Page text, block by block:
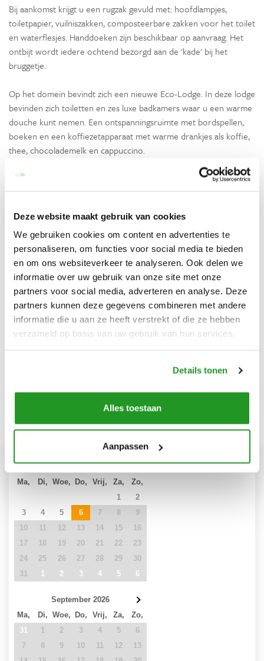
Deze website maakt gebruik van cookies
We gebruiken cookies om content en advertenties te
personaliseren, om functies voor social media te bieden
en om ons websiteverkeer te analyseren. Ook delen we
informatie over uw gebruik van onze site met onze
partners voor social media, adverteren en analyse. Deze
partners kunnen deze gegevens combineren met andere
informatie die u aan ze heeft verstrekt of die ze hebben
verzameld op basis van uw gebruik van hun services.
Details tonen
Alles toestaan
Aanpassen
Bij aankomst krijgt u een rugzak gevuld met: hoofdlampjes,
toiletpapier, vuilniszakken, composteerbare zakken voor het toilet
en waterflesjes. Handdoeken zijn beschikbaar op aanvraag. Het
ontbijt wordt iedere ochtend bezorgd aan de 'kade' bij het
bruggetje.
Op het domein bevindt zich een nieuwe Eco-Lodge. In deze lodge
bevinden zich toiletten en zes luxe badkamers waar u een warme
douche kunt nemen. Een ontspanningsruimte met bordspellen,
boeken en een koffiezetapparaat met warme drankjes als koffie,
thee, chocolademelk en cappuccino.
Vrijstaand
Privé jacuzzi
Privé parkeerplaats
Keuken
Koffiezetapparaat
Prijzen Herstel datums
Augustus 2026
Ma,
Di, Woe, Do, Vrij, Za,
Zo,
1
2
3
4 5 6 7 8
9
10
11 12 13 14 15
16
17
18 19 20 21 22
23
24
25 26 27 28 29
30
31
1 2 3 4 5 6
September 2026
Ma,
Di, Woe, Do, Vrij, Za,
Zo,
31
1 2 3 4 5
6
7
8 9 10 11 12
13